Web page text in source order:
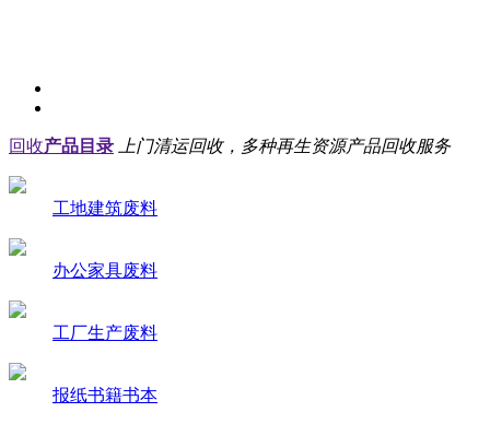
回收产品目录 上门清运回收，多种再生资源产品回收服务
工地建筑废料
办公家具废料
工厂生产废料
报纸书籍书本